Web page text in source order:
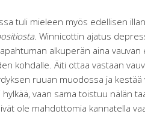
tuli mieleen myös edellisen illan
. Winnicottin ajatus
alkuperän aina
kohdalle. Äiti ottaa vastaan
ruuan muodossa ja kestää
hylkää, vaan sama toistuu nälän
ole mahdottomia kannatella